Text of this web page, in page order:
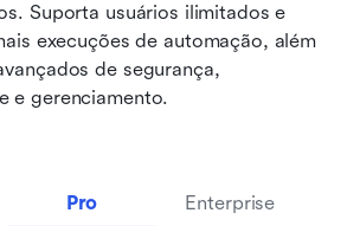
Suporta usuários ilimitados e
execuções de automação, além
de segurança,
e gerenciamento.
Pro Enterprise